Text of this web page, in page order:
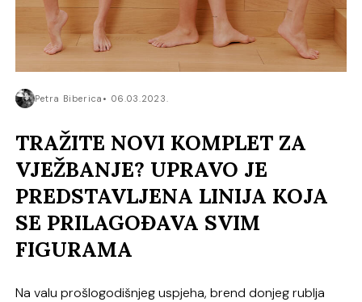
Petra Biberica 06.03.2023.
TRAŽITE NOVI KOMPLET ZA
VJEŽBANJE? UPRAVO JE
PREDSTAVLJENA LINIJA KOJA
SE PRILAGOĐAVA SVIM
FIGURAMA
Na valu prošlogodišnjeg uspjeha, brend donjeg rublja